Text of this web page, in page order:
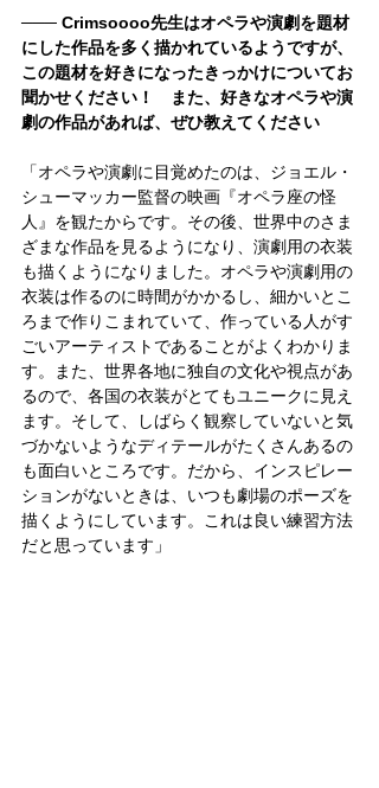
─── Crimsoooo先生はオペラや演劇を題材
にした作品を多く描かれているようですが、
この題材を好きになったきっかけについてお
聞かせください！　また、好きなオペラや演
劇の作品があれば、ぜひ教えてください
「オペラや演劇に目覚めたのは、ジョエル・
シューマッカー監督の映画『オペラ座の怪
人』を観たからです。その後、世界中のさま
ざまな作品を見るようになり、演劇用の衣装
も描くようになりました。オペラや演劇用の
衣装は作るのに時間がかかるし、細かいとこ
ろまで作りこまれていて、作っている人がす
ごいアーティストであることがよくわかりま
す。また、世界各地に独自の文化や視点があ
るので、各国の衣装がとてもユニークに見え
ます。そして、しばらく観察していないと気
づかないようなディテールがたくさんあるの
も面白いところです。だから、インスピレー
ションがないときは、いつも劇場のポーズを
描くようにしています。これは良い練習方法
だと思っています」